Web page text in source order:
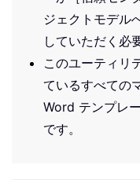
ジェクトモデル
していただく必
このユーティリ
ているすべての
Word テンプレ
です。